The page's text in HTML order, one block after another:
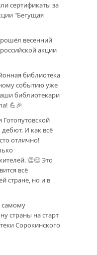
сертификаты за
"Бегущая
весенний
акции
библиотека
событию уже
библиотекари
💪🎉
Готопутовской
И как всё
отлично!
👏😊 Это
всё
стране, но и в
самому
страны на старт
Сорокинского